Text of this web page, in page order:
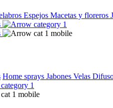
Espejos Macetas y floreros
Home sprays Jabones Velas